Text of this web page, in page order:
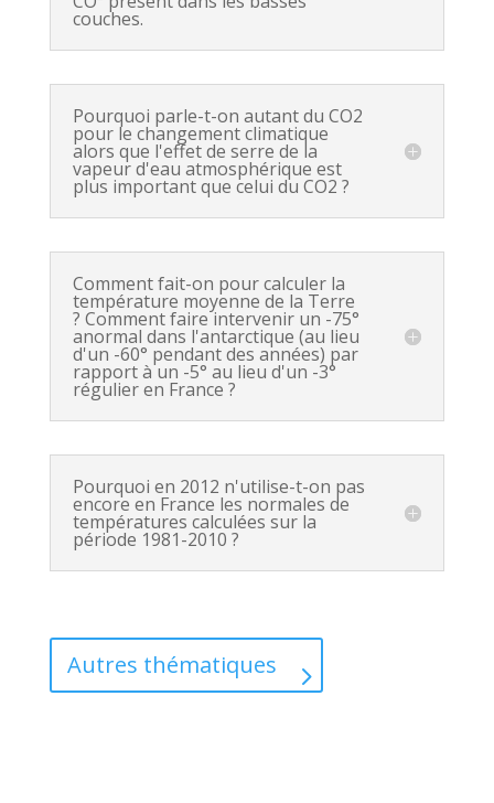
couches.
Pourquoi parle-t-on autant du CO2
pour le changement climatique
alors que l'effet de serre de la
vapeur d'eau atmosphérique est
plus important que celui du CO2 ?
Comment fait-on pour calculer la
température moyenne de la Terre
? Comment faire intervenir un -75°
anormal dans l'antarctique (au lieu
d'un -60° pendant des années) par
rapport à un -5° au lieu d'un -3°
régulier en France ?
Pourquoi en 2012 n'utilise-t-on pas
encore en France les normales de
températures calculées sur la
période 1981-2010 ?
Autres thématiques